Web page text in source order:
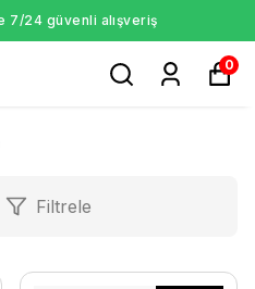
7/24 güvenli alışveriş
0
Filtrele